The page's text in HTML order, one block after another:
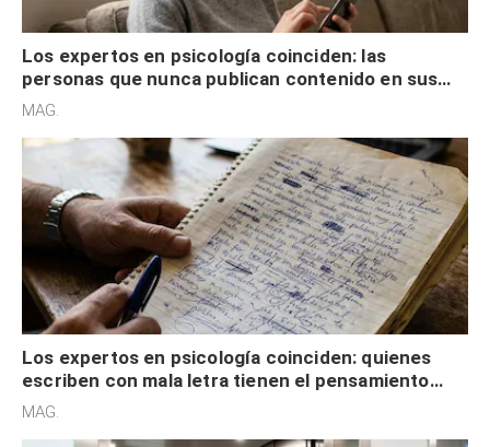
Los expertos en psicología coinciden: quienes
escriben con mala letra tienen el pensamiento
acelerado y no lo hacen por desinterés